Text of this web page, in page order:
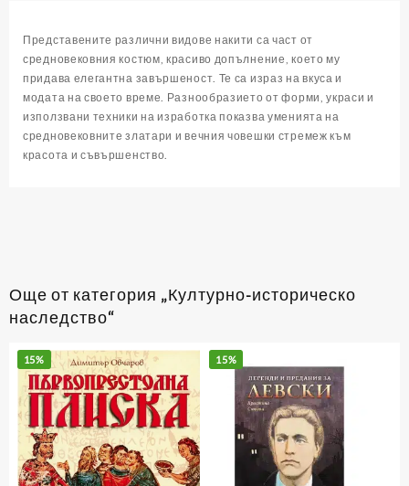
век
Представените различни видове накити са част от
средновековния костюм, красиво допълнение, което му
придава елегантна завършеност. Те са израз на вкуса и
модата на своето време. Разнообразието от форми, украси и
използвани техники на изработка показва уменията на
средновековните златари и вечния човешки стремеж към
красота и съвършенство.
Още от категория „Културно-историческо
наследство“
15% 15%